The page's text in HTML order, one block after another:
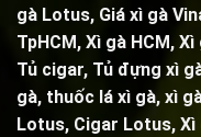
gà Lotus, Giá xì gà
TpHCM, Xì gà HCM,
Tủ cigar, Tủ đựng xì
gà, thuốc lá xì gà, xì
Lotus, Cigar Lotus, Xì